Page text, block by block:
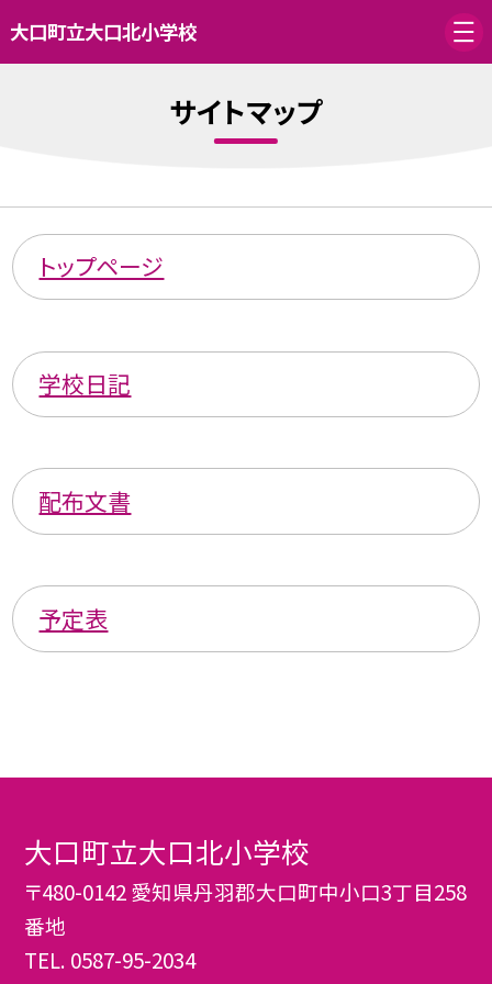
大口町立大口北小学校
サイトマップ
トップページ
学校日記
配布文書
予定表
大口町立大口北小学校
〒480-0142 愛知県丹羽郡大口町中小口3丁目258
番地
TEL. 0587-95-2034